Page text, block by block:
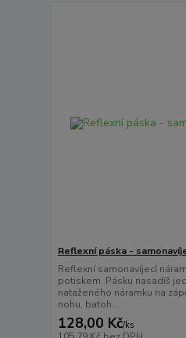
Reflexní páska -
Reflexní samonavíjecí
potiskem. Pásku nasadíš
nataženého náramku na
nohu, batoh...
128,00 Kč/ks